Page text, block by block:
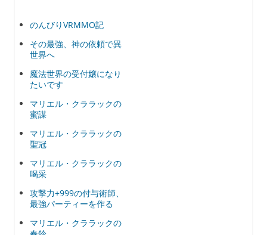
のんびりVRMMO記
その最強、神の依頼で異
世界へ
魔法世界の受付嬢になり
たいです
マリエル・クララックの
蜜謀
マリエル・クララックの
聖冠
マリエル・クララックの
喝采
攻撃力+999の付与術師、
最強パーティーを作る
マリエル・クララックの